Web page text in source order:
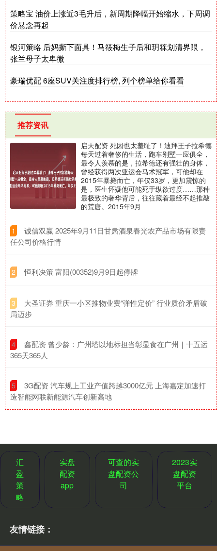
策略宝 油价上涨近3毛升后，新周期降幅开始缩水，下周调
价悬念再起
银河策略 后妈撕下面具！马筱梅生子后和玥箖划清界限，
张兰母子太卑微
豪瑞优配 6座SUV关注度排行榜, 列个榜单给你看看
推荐资讯
启天配资 死因也太羞耻了！迪拜王子拉希德
每天过着奢侈的生活，跑车别墅一应俱全，
最令人羡慕的是，拉希德还有强壮的身体，
曾经获得两次亚运会马术冠军，可他却在
2015年暴毙而亡，年仅33岁，更加震惊的
是，医生怀疑他可能死于纵欲过度……那种
最极致的奢华背后，往往藏着最经不起推敲
的荒唐。2015年9月
1
​诚信双赢 2025年9月11日甘肃酒泉春光农产品市场有限责
任公司价格行情
2 ​恒利决策 富阳(00352)9月9日起停牌
3
​大圣证券 重庆一小区推物业费“弹性定价” 行业质价矛盾破
局迈步
4
​鑫配资 曾少龄：广州塔以地标担当彰显食在广州｜十五运
365天365人
5
​3G配资 汽车规上工业产值跨越3000亿元 上海嘉定加速打
造智能网联新能源汽车创新高地
汇
盈
策
略
实盘
配资
app
可查的实
盘配资公
司
2023实
盘配资
平台
友情链接：